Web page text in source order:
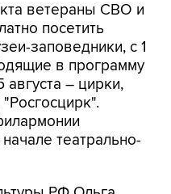
ветераны СВО и
посетить
заповедники, с 1
в программу
– цирки,
театрально-